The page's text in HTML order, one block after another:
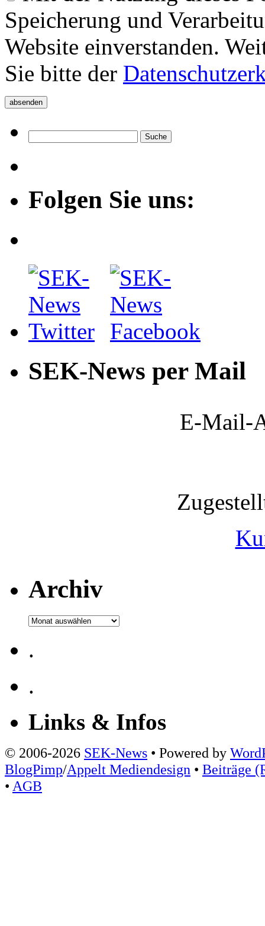
Speicherung und
Website einverstanden.
Sie bitte der
Folgen Sie uns:
SEK-News per Mail
E-Mail-
Archiv
Archiv
.
.
Links & Infos
© 2006-2026 SEK-News • Powered by
BlogPimp/Appelt Mediendesign • Beiträge
• AGB